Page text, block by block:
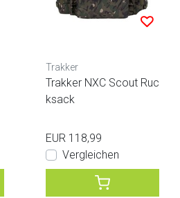
Trakker
Trakker NXC Scout Ruc
ksack
EUR 118,99
Vergleichen